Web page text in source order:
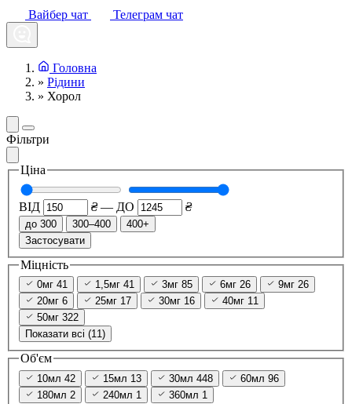
Вайбер чат
Телеграм чат
Головна
» Рідини
» Хорол
Фільтри
Ціна
ВІД ₴ — ДО ₴
до 300 300–400
400+
Застосувати
Міцність
0мг 41 1,5мг 41 3мг 85 6мг 26 9мг 26
20мг 6 25мг 17 30мг 16 40мг 11
50мг 322
Показати всі (11)
Об'єм
10мл 42 15мл 13 30мл 448 60мл 96
180мл 2 240мл 1 360мл 1